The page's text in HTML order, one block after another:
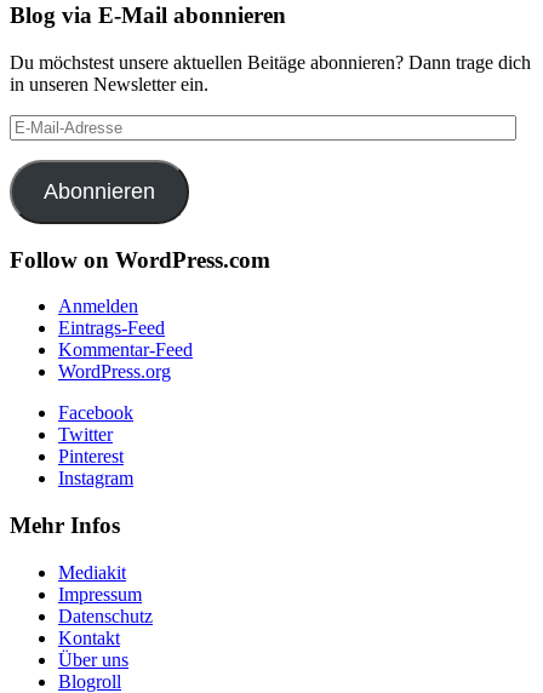
Blog via E-Mail abonnieren
Du möchstest unsere aktuellen Beitäge abonnieren? Dann trage dich
in unseren Newsletter ein.
E-
Mail-
Adresse
Abonnieren
Follow on WordPress.com
Anmelden
Eintrags-Feed
Kommentar-Feed
WordPress.org
Facebook
Twitter
Pinterest
Instagram
Mehr Infos
Mediakit
Impressum
Datenschutz
Kontakt
Über uns
Blogroll